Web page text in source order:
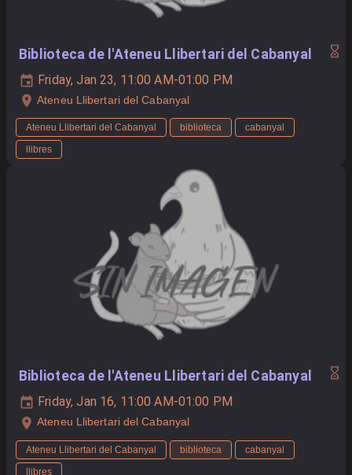
Biblioteca de l'Ateneu Llibertari del Cabanyal
Friday, Jan 23, 11:00 AM-01:00 PM
Ateneu Llibertari del Cabanyal
Ateneu Llibertari del Cabanyal biblioteca
cabanyal
llibres
Biblioteca de l'Ateneu Llibertari del Cabanyal
Friday, Jan 16, 11:00 AM-01:00 PM
Ateneu Llibertari del Cabanyal
Ateneu Llibertari del Cabanyal biblioteca
cabanyal
llibres